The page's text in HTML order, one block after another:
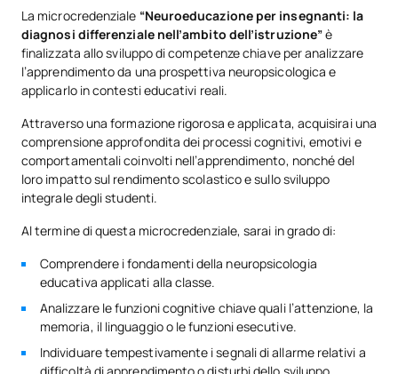
La microcredenziale “Neuroeducazione per insegnanti: la
diagnosi differenziale nell’ambito dell’istruzione”è
finalizzata allo sviluppo di competenze chiave per analizzare
l’apprendimento da una prospettiva neuropsicologica e
applicarlo in contesti educativi reali.
Attraverso una formazione rigorosa e applicata, acquisirai una
comprensione approfondita dei processi cognitivi, emotivi e
comportamentali coinvolti nell’apprendimento, nonché del
loro impatto sul rendimento scolastico e sullo sviluppo
integrale degli studenti.
Al termine di questa microcredenziale, sarai in grado di:
Comprendere i fondamenti della neuropsicologia
educativa applicati alla classe.
Analizzare le funzioni cognitive chiave quali l’attenzione, la
memoria, il linguaggio o le funzioni esecutive.
Individuare tempestivamente i segnali di allarme relativi a